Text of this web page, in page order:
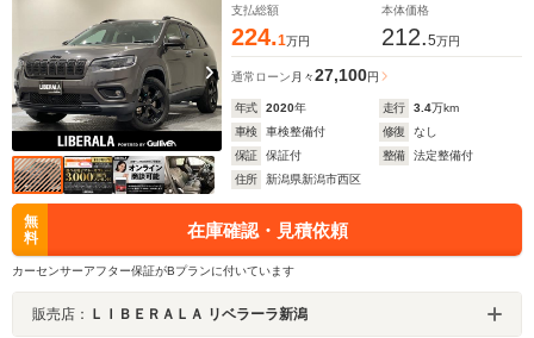
支払総額
224.1万円
本体価格
212.5万円
通常ローン 月々27,100円
年式 2020年 走行 3.4万km
車検
車検整備付 修復
なし
保証
保証付 整備
法定整備付
住所
新潟県新潟市西区
無
料
在庫確認・見積依頼
カーセンサーアフター保証がBプランに付いています
販売店： ＬＩＢＥＲＡＬＡ リベラーラ新潟